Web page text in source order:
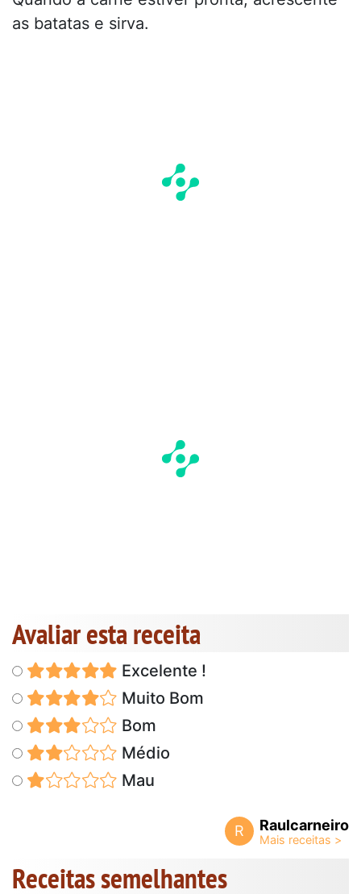
as batatas e sirva.
Avaliar esta receita
Excelente !
Muito Bom
Bom
Médio
Mau
R Raulcarneiro
Receitas semelhantes